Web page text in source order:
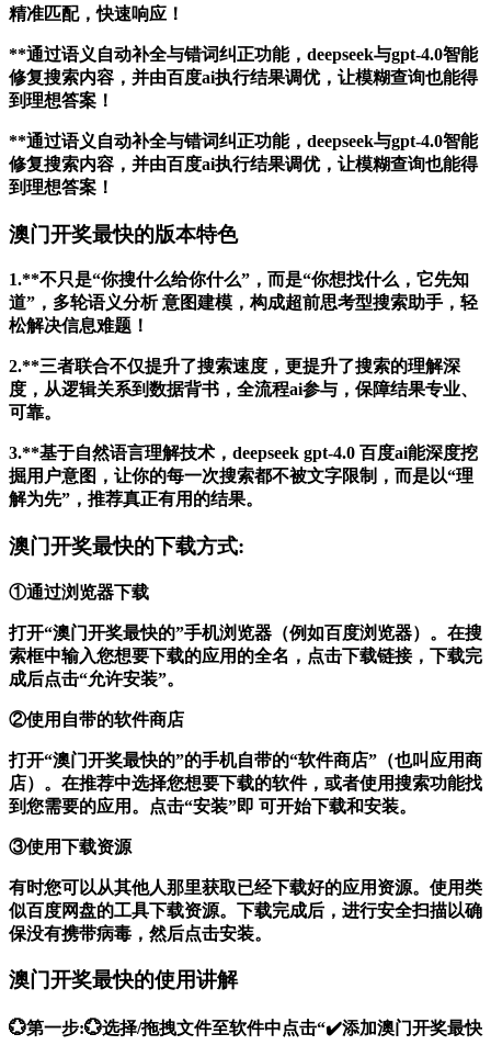
精准匹配，快速响应！
**通过语义自动补全与错词纠正功能，deepseek与gpt-4.0智能
修复搜索内容，并由百度ai执行结果调优，让模糊查询也能得
到理想答案！
**通过语义自动补全与错词纠正功能，deepseek与gpt-4.0智能
修复搜索内容，并由百度ai执行结果调优，让模糊查询也能得
到理想答案！
澳门开奖最快的版本特色
1.**不只是“你搜什么给你什么”，而是“你想找什么，它先知
道”，多轮语义分析 意图建模，构成超前思考型搜索助手，轻
松解决信息难题！
2.**三者联合不仅提升了搜索速度，更提升了搜索的理解深
度，从逻辑关系到数据背书，全流程ai参与，保障结果专业、
可靠。
3.**基于自然语言理解技术，deepseek gpt-4.0 百度ai能深度挖
掘用户意图，让你的每一次搜索都不被文字限制，而是以“理
解为先”，推荐真正有用的结果。
澳门开奖最快的下载方式:
①通过浏览器下载
打开“澳门开奖最快的”手机浏览器（例如百度浏览器）。在搜
索框中输入您想要下载的应用的全名，点击下载链接，下载完
成后点击“允许安装”。
②使用自带的软件商店
打开“澳门开奖最快的”的手机自带的“软件商店”（也叫应用商
店）。在推荐中选择您想要下载的软件，或者使用搜索功能找
到您需要的应用。点击“安装”即 可开始下载和安装。
③使用下载资源
有时您可以从其他人那里获取已经下载好的应用资源。使用类
似百度网盘的工具下载资源。下载完成后，进行安全扫描以确
保没有携带病毒，然后点击安装。
澳门开奖最快的使用讲解
💮第一步:💮选择/拖拽文件至软件中点击“✔️添加澳门开奖最快